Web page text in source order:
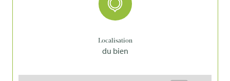
Localisation
du bien